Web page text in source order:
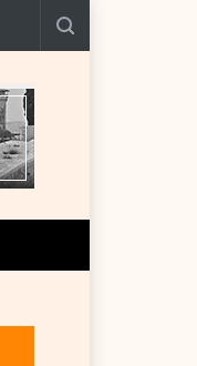
yüzlerce asker ö..